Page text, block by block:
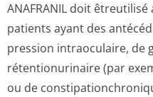
ANAFRANIL doit
patients ayant des
pression intraoculaire, de
rétentionurinaire (par
ou de